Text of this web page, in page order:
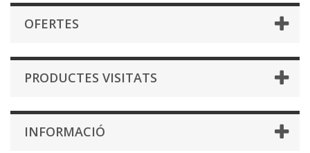
OFERTES
PRODUCTES VISITATS
INFORMACIÓ